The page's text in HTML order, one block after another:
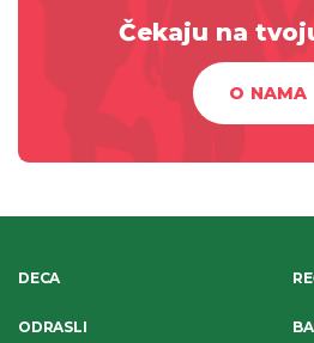
Čekaju na
O NAMA
DECA
ODRASLI